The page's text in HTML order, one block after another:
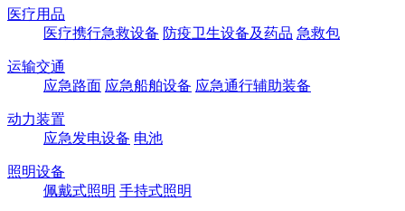
医疗用品
医疗携行急救设备 防疫卫生设备及药品 急救包
运输交通
应急路面 应急船舶设备 应急通行辅助装备
动力装置
应急发电设备 电池
照明设备
佩戴式照明 手持式照明